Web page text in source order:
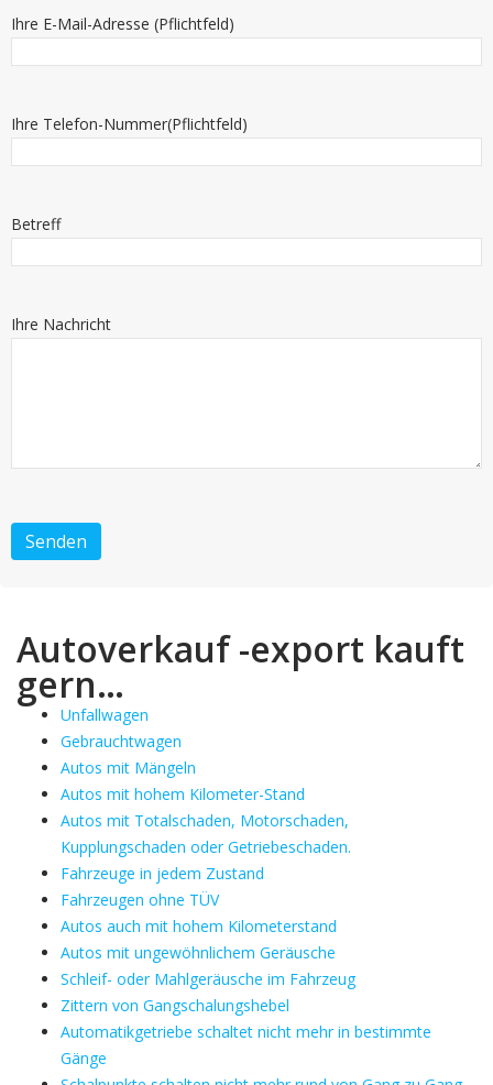
Ihre E-Mail-Adresse (Pflichtfeld)
Ihre Telefon-Nummer(Pflichtfeld)
Betreff
Ihre Nachricht
Autoverkauf -export kauft
gern…
Unfallwagen
Gebrauchtwagen
Autos mit Mängeln
Autos mit hohem Kilometer-Stand
Autos mit Totalschaden, Motorschaden,
Kupplungschaden oder Getriebeschaden.
Fahrzeuge in jedem Zustand
Fahrzeugen ohne TÜV
Autos auch mit hohem Kilometerstand
Autos mit ungewöhnlichem Geräusche
Schleif- oder Mahlgeräusche im Fahrzeug
Zittern von Gangschalungshebel
Automatikgetriebe schaltet nicht mehr in bestimmte
Gänge